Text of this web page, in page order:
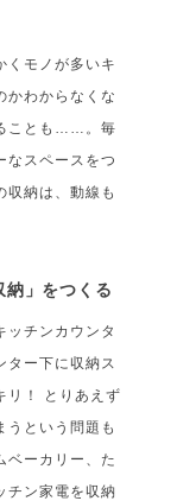
くモノが多いキ
かわからなくな
ことも……。毎
なスペースをつ
収納は、動線も
納」をつくる
ッチンカウンタ
ター下に収納ス
リ！ とりあえず
うという問題も
ベーカリー、た
チン家電を収納